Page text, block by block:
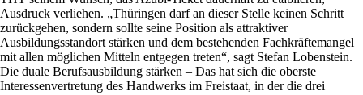
Ausdruck verliehen. „Thüringen darf an dieser Stelle keinen Schritt
zurückgehen, sondern sollte seine Position als attraktiver
Ausbildungsstandort stärken und dem bestehenden Fachkräftemangel
mit allen möglichen Mitteln entgegen treten“, sagt Stefan Lobenstein.
Die duale Berufsausbildung stärken – Das hat sich die oberste
Interessenvertretung des Handwerks im Freistaat, in der die drei